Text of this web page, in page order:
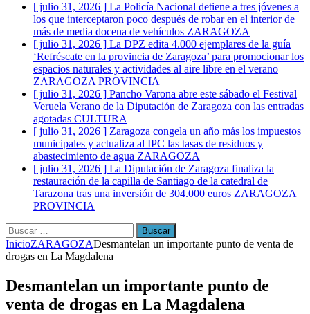
[ julio 31, 2026 ] La Policía Nacional detiene a tres jóvenes a
los que interceptaron poco después de robar en el interior de
más de media docena de vehículos ZARAGOZA
[ julio 31, 2026 ] La DPZ edita 4.000 ejemplares de la guía
‘Refréscate en la provincia de Zaragoza’ para promocionar los
espacios naturales y actividades al aire libre en el verano
ZARAGOZA PROVINCIA
[ julio 31, 2026 ] Pancho Varona abre este sábado el Festival
Veruela Verano de la Diputación de Zaragoza con las entradas
agotadas CULTURA
[ julio 31, 2026 ] Zaragoza congela un año más los impuestos
municipales y actualiza al IPC las tasas de residuos y
abastecimiento de agua ZARAGOZA
[ julio 31, 2026 ] La Diputación de Zaragoza finaliza la
restauración de la capilla de Santiago de la catedral de
Tarazona tras una inversión de 304.000 euros ZARAGOZA
PROVINCIA
Buscar:
InicioZARAGOZADesmantelan un importante punto de venta de
drogas en La Magdalena
Desmantelan un importante punto de
venta de drogas en La Magdalena